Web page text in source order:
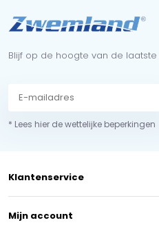
Blijf op de hoogte van de
* Lees hier de wettelijke beperkingen
Klantenservice
Mijn account